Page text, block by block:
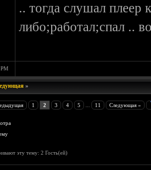
.. тогда слушал плеер
либо;работал;спал ..
»
1 2 3 4 5 11 Следующая »
эту тему: 2 Гость(ей)